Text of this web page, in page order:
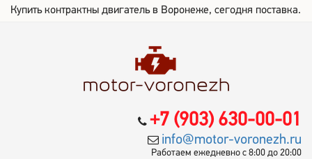
Купить контрактны двигатель в Воронеже, сегодня поставка.
+7 (903) 630-00-01
info@motor-voronezh.ru
Работаем ежедневно с 8:00 до 20:00